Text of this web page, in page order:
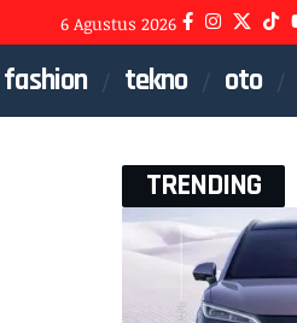
6 Agustus 2026
fashion tekno oto
TRENDING